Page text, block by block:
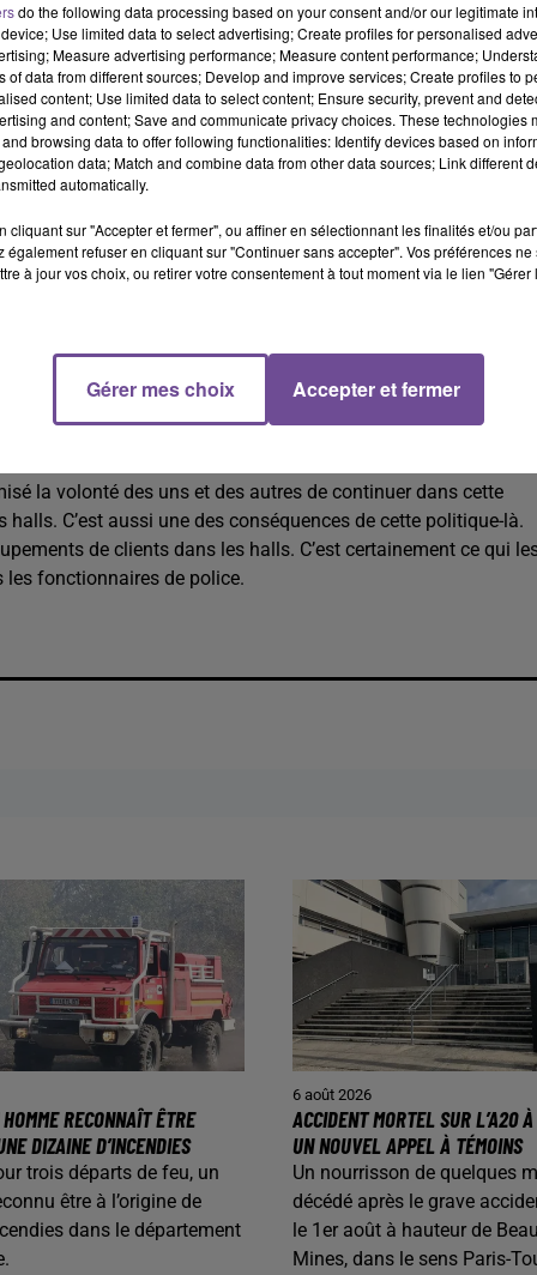
ils vont changer de secteur ?
en fonction et ils ne sont pas impressionnés par ces
tagué fera l’objet d’une mutation interne.
une grosse activité en matière de lutte contre les stupéfiants.
de proximité et puis la BAC du jour effectue énormément
là qui tentent par tous les moyens de se débarrasser
le trafic de stups. Ce sont des policiers qui les gênent.
de lutte contre les stupéfiants dans ces cités puisque
Beaubreuil pour aller livrer leurs clients qui ne veulent plus
d’être interpellés et d’être verbalisés.
ces quartiers ?
la volonté des uns et des autres de continuer dans cette
C’est aussi une des conséquences de cette politique-là.
de clients dans les halls. C’est certainement ce qui
les fonctionnaires de police.
RECONNAÎT ÊTRE
DIZAINE D’INCENDIES
trois départs de feu, un
être à l’origine de
dans le département
6 août 2026
ACCIDENT MORTEL SUR L’A20
UN NOUVEL APPEL À TÉMOINS
Un nourrisson de quelques
décédé après le grave
le 1er août à hauteur de
Mines, dans le sens Paris-
do the following data processing based on your consent and/or our legitimate
Use limited data to select advertising; Create profiles for personalised
Measure advertising performance; Measure content performance;
of data from different sources; Develop and improve services; Create profiles to
content; Use limited data to select content; Ensure security, prevent and
and content; Save and communicate privacy choices. These technologies
browsing data to offer following functionalities: Identify devices based on
data; Match and combine data from other data sources; Link different
automatically.
cliquant sur "Accepter et fermer", ou affiner en sélectionnant les finalités et/ou
également refuser en cliquant sur "Continuer sans accepter". Vos préférences
à jour vos choix, ou retirer votre consentement à tout moment via le lien
Gérer mes choix Accepter et fermer